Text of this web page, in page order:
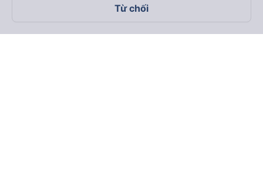
Theo dõi chúng tôi trên
Từ chối